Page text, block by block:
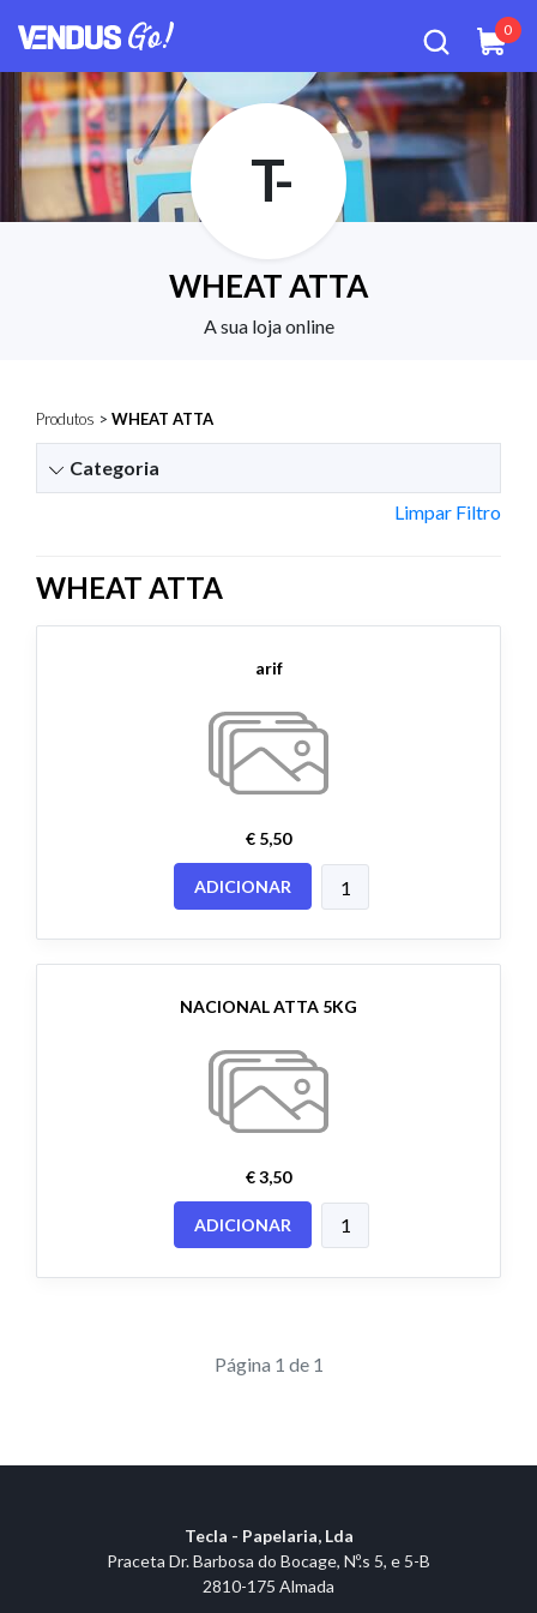
0
T-
WHEAT ATTA
A sua loja online
Produtos > WHEAT ATTA
Categoria
Limpar Filtro
WHEAT ATTA
arif
€ 5,50
ADICIONAR
NACIONAL ATTA 5KG
€ 3,50
ADICIONAR
Página 1 de 1
Tecla - Papelaria, Lda
Praceta Dr. Barbosa do Bocage, Nº.s 5, e 5-B
2810-175 Almada